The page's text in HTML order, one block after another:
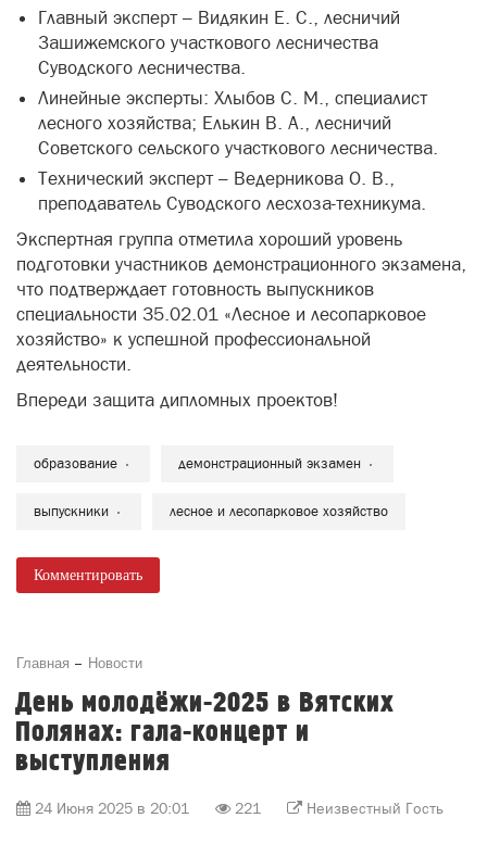
Главный эксперт – Видякин Е. С., лесничий
Зашижемского участкового лесничества
Суводского лесничества.
Линейные эксперты: Хлыбов С. М., специалист
лесного хозяйства; Елькин В. А., лесничий
Советского сельского участкового лесничества.
Технический эксперт – Ведерникова О. В.,
преподаватель Суводского лесхоза-техникума.
Экспертная группа отметила хороший уровень
подготовки участников демонстрационного экзамена,
что подтверждает готовность выпускников
специальности 35.02.01 «Лесное и лесопарковое
хозяйство» к успешной профессиональной
деятельности.
Впереди защита дипломных проектов!
образование демонстрационный экзамен
выпускники лесное и лесопарковое хозяйство
Комментировать
Главная Новости
День молодёжи-2025 в Вятских
Полянах: гала-концерт и
выступления
24 Июня 2025 в 20:01 221 Неизвестный Гость